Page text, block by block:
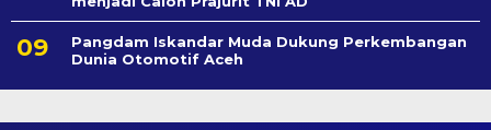
Pangdam Iskandar Muda Dukung Perkembangan
Dunia Otomotif Aceh